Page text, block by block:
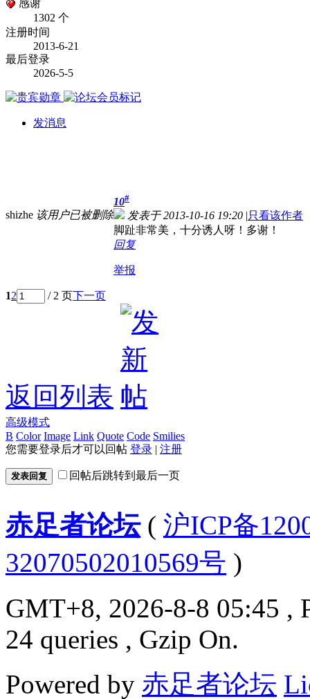
感谢
1302 个
注册时间
2013-6-21
最后登录
2026-5-5
发消息
shizhe 该用户已被删除
10#
发表于 2013-10-16 19:20 |只看该作者
脚趾非常美，十分诱人呀！多谢！
回复
举报
12 / 2 页下一页
返回列表
高级模式
B Color Image Link Quote Code Smilies
您需要登录后才可以回帖 登录 | 注册
发表回复 回帖后跳转到最后一页
赤足者论坛( 沪ICP备
32070502010569号 )
GMT+8, 2026-8-8 05:45 ,
24 queries , Gzip On.
Powered by 赤足者论坛